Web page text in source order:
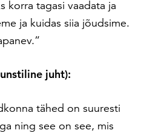
korra tagasi vaadata ja
ja kuidas siia jõudsime.
juht):
tähed on suuresti
ning see on see, mis